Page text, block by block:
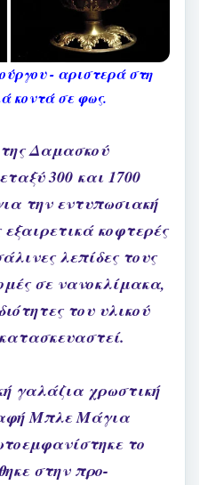
- αριστερά στη
κοντά σε φως.
Δαμασκού
300 και 1700
την εντυπωσιακή
κοφτερές
λεπίδες τους
σε νανοκλίμακα,
του υλικού
γαλάζια χρωστική
Μπλε Μάγια
το
στην προ-